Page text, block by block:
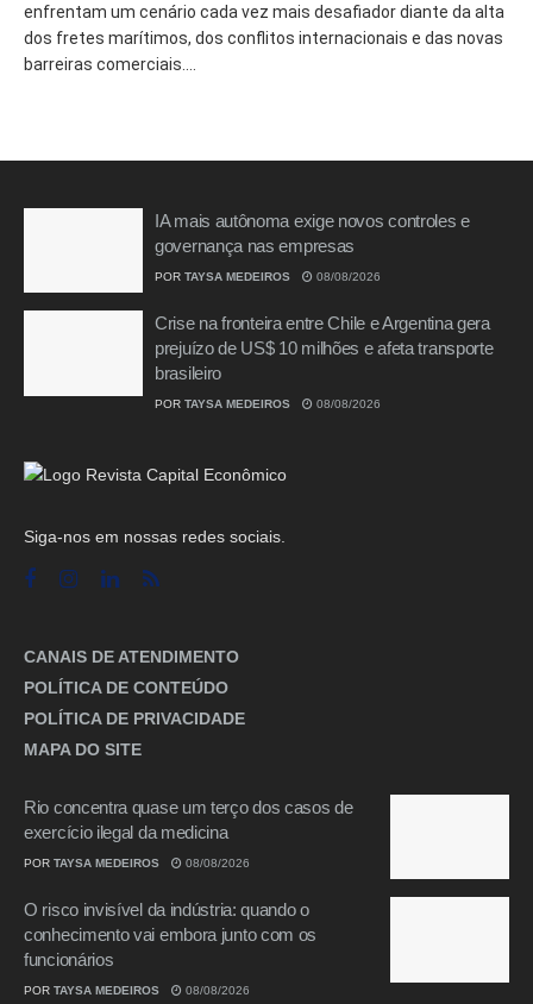
enfrentam um cenário cada vez mais desafiador diante da alta
dos fretes marítimos, dos conflitos internacionais e das novas
barreiras comerciais....
IA mais autônoma exige novos controles e
governança nas empresas
POR TAYSA MEDEIROS 08/08/2026
Crise na fronteira entre Chile e Argentina gera
prejuízo de US$ 10 milhões e afeta transporte
brasileiro
POR TAYSA MEDEIROS 08/08/2026
Siga-nos em nossas redes sociais.
CANAIS DE ATENDIMENTO
POLÍTICA DE CONTEÚDO
POLÍTICA DE PRIVACIDADE
MAPA DO SITE
Rio concentra quase um terço dos casos de
exercício ilegal da medicina
POR TAYSA MEDEIROS 08/08/2026
O risco invisível da indústria: quando o
conhecimento vai embora junto com os
funcionários
POR TAYSA MEDEIROS 08/08/2026